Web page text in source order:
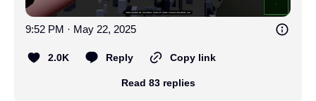
9:52 PM · May 22, 2025
2.0K Reply Copy link
Read 83 replies